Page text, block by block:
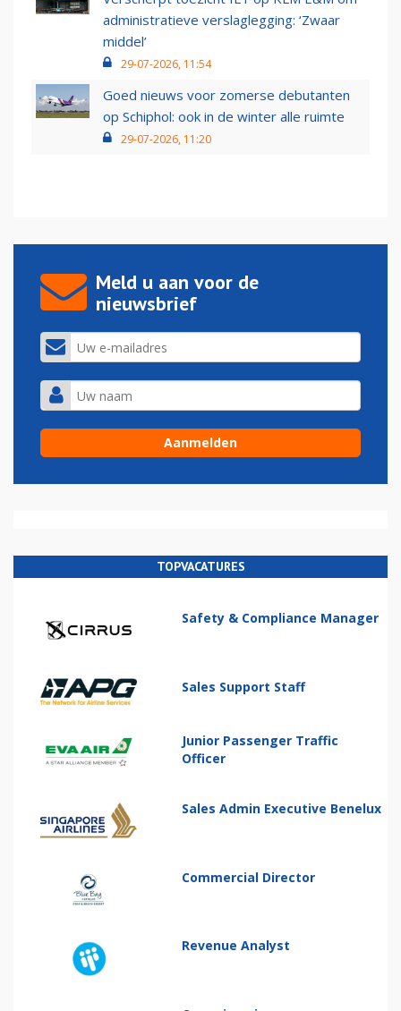
administratieve verslaglegging: ‘Zwaar
middel’
29-07-2026, 11:54
Goed nieuws voor zomerse debutanten
op Schiphol: ook in de winter alle ruimte
29-07-2026, 11:20
Meld u aan voor de
nieuwsbrief
TOPVACATURES
Safety & Compliance Manager
Sales Support Staff
Junior Passenger Traffic
Officer
Sales Admin Executive Benelux
Commercial Director
Revenue Analyst